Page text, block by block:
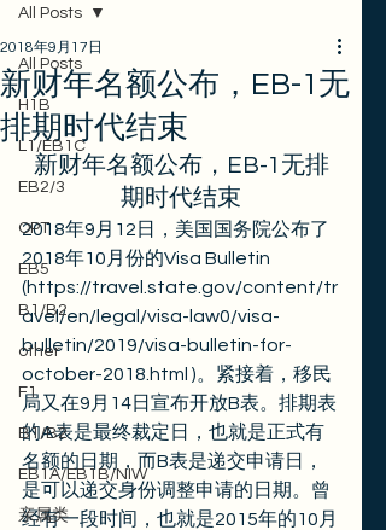
All Posts
H1B
L1/EB1C
EB2/3
OPT
EB5
B1/B2
other
F1
B1/B2
EB1A/EB1B/NIW
亲属类
All Posts
新财年名额公布，EB-1无
排期时代结束
2018年9月17日
新财年名额公布，EB-1无排
期时代结束
2018年9月12日，美国国务院公布了
2018年10月份的Visa Bulletin
(https://travel.state.gov/content/tr
avel/en/legal/visa-law0/visa-
bulletin/2019/visa-bulletin-for-
october-2018.html )。紧接着，移民
局又在9月14日宣布开放B表。排期表
的A表是最终裁定日，也就是正式有
名额的日期，而B表是递交申请日，
是可以递交身份调整申请的日期。曾
经有一段时间，也就是2015年的10月